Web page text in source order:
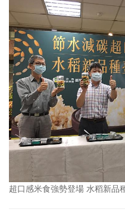
超口感米食強勢登場 水稻新品